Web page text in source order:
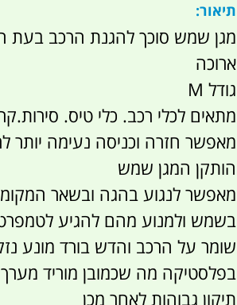
תיאור:
מגן שמש סוכך להגנת הרכב בעת
ארוכה
גודל M
מתאים לכלי רכב. כלי טיס.
מאפשר חזרה וכניסה נעימה יותר
הותקן המגן שמש
מאפשר לנגוע בהגה ובשאר
בשמש ולמנוע מהם להגיע
שומר על הרכב והדש בורד מונע
בפלסטיקה מה שכמובן מוריד מערך
תיקון גבוהות לאחר מכן